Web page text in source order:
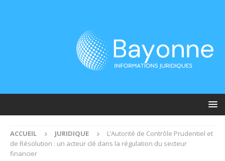
ACCUEIL JURIDIQUE
L’Autorité de Contrôle Prudentiel et
de Résolution : un acteur clé dans la régulation du secteur
financier